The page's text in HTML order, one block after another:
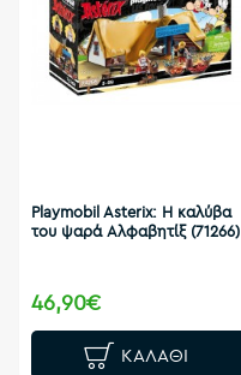
Playmobil Asterix: Η καλύβα
του ψαρά Αλφαβητίξ (71266)
46,90€
ΚΑΛΆΘΙ